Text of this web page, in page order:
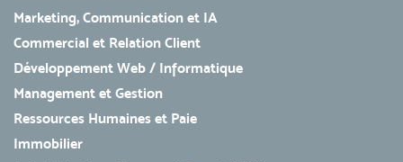
Marketing, Communication et IA
Commercial et Relation Client
Développement Web / Informatique
Management et Gestion
Ressources Humaines et Paie
Immobilier